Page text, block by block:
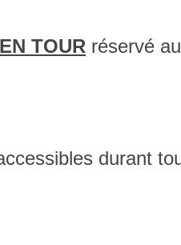
TOUR réservé
durant